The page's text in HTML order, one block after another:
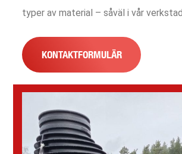
typer av material – såväl i vår
KONTAKTFORMULÄR